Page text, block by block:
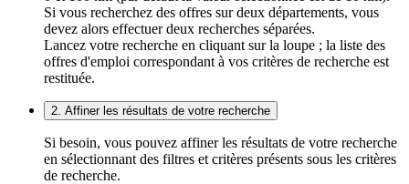
Si vous recherchez des offres sur deux départements, vous
devez alors effectuer deux recherches séparées.
Lancez votre recherche en cliquant sur la loupe ; la liste des
offres d'emploi correspondant à vos critères de recherche est
restituée.
2. Affiner les résultats de votre recherche
Si besoin, vous pouvez affiner les résultats de votre recherche
en sélectionnant des filtres et critères présents sous les critères
de recherche.